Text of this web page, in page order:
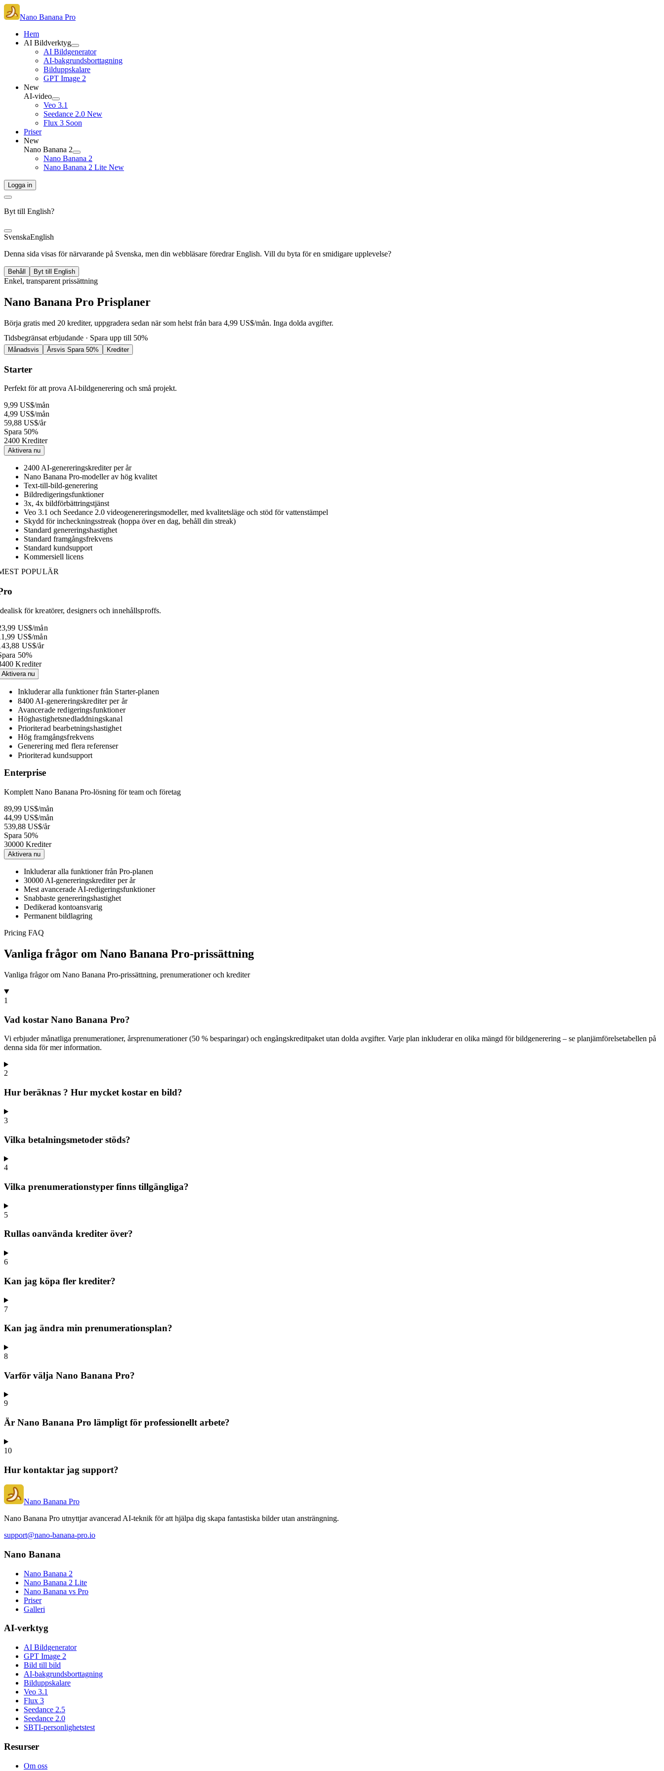
Nano Banana Pro
Hem
AI Bildverktyg
AI Bildgenerator
AI-bakgrundsborttagning
Bilduppskalare
GPT Image 2
New
AI-video
Veo 3.1
Seedance 2.0 New
Flux 3 Soon
Priser
New
Nano Banana 2
Nano Banana 2
Nano Banana 2 Lite New
Logga in
Byt till English?
SvenskaEnglish
Denna sida visas för närvarande på Svenska, men din webbläsare föredrar English. Vill du byta för en smidigare upplevelse?
Behåll Byt till English
Enkel, transparent prissättning
Nano Banana Pro Prisplaner
Börja gratis med 20 krediter, uppgradera sedan när som helst från bara 4,99 US$/mån. Inga dolda avgifter.
Tidsbegränsat erbjudande · Spara upp till 50%
Månadsvis Årsvis Spara 50% Krediter
Starter
Perfekt för att prova AI-bildgenerering och små projekt.
9,99 US$/mån
4,99 US$/mån
59,88 US$/år
Spara 50%
2400 Krediter
Aktivera nu
2400 AI-genereringskrediter per år
Nano Banana Pro-modeller av hög kvalitet
Text-till-bild-generering
Bildredigeringsfunktioner
3x, 4x bildförbättringstjänst
Veo 3.1 och Seedance 2.0 videogenereringsmodeller, med kvalitetsläge och stöd för vattenstämpel
Skydd för incheckningsstreak (hoppa över en dag, behåll din streak)
Standard genereringshastighet
Standard framgångsfrekvens
Standard kundsupport
Kommersiell licens
POPULÄR
för kreatörer, designers och innehållsproffs.
US$/mån
US$/mån
US$/år
50%
Krediter
Aktivera nu
Inkluderar alla funktioner från Starter-planen
8400 AI-genereringskrediter per år
Avancerade redigeringsfunktioner
Höghastighetsnedladdningskanal
Prioriterad bearbetningshastighet
Hög framgångsfrekvens
Generering med flera referenser
Prioriterad kundsupport
Enterprise
Komplett Nano Banana Pro-lösning för team och företag
89,99 US$/mån
44,99 US$/mån
539,88 US$/år
Spara 50%
30000 Krediter
Aktivera nu
Inkluderar alla funktioner från Pro-planen
30000 AI-genereringskrediter per år
Mest avancerade AI-redigeringsfunktioner
Snabbaste genereringshastighet
Dedikerad kontoansvarig
Permanent bildlagring
Pricing FAQ
Vanliga frågor om Nano Banana Pro-prissättning
Vanliga frågor om Nano Banana Pro-prissättning, prenumerationer och krediter
1
Vad kostar Nano Banana Pro?
Vi erbjuder månatliga prenumerationer, årsprenumerationer (50 % besparingar) och engångskreditpaket utan dolda avgifter. Varje plan inkluderar en olika mängd för bildgenerering – se planjämförelsetabellen på
denna sida för mer information.
2
Hur beräknas ? Hur mycket kostar en bild?
3
Vilka betalningsmetoder stöds?
4
Vilka prenumerationstyper finns tillgängliga?
5
Rullas oanvända krediter över?
6
Kan jag köpa fler krediter?
7
Kan jag ändra min prenumerationsplan?
8
Varför välja Nano Banana Pro?
9
Är Nano Banana Pro lämpligt för professionellt arbete?
10
Hur kontaktar jag support?
Nano Banana Pro
Nano Banana Pro utnyttjar avancerad AI-teknik för att hjälpa dig skapa fantastiska bilder utan ansträngning.
support@nano-banana-pro.io
Nano Banana
Nano Banana 2
Nano Banana 2 Lite
Nano Banana vs Pro
Priser
Galleri
AI-verktyg
AI Bildgenerator
GPT Image 2
Bild till bild
AI-bakgrundsborttagning
Bilduppskalare
Veo 3.1
Flux 3
Seedance 2.5
Seedance 2.0
SBTI-personlighetstest
Resurser
Om oss